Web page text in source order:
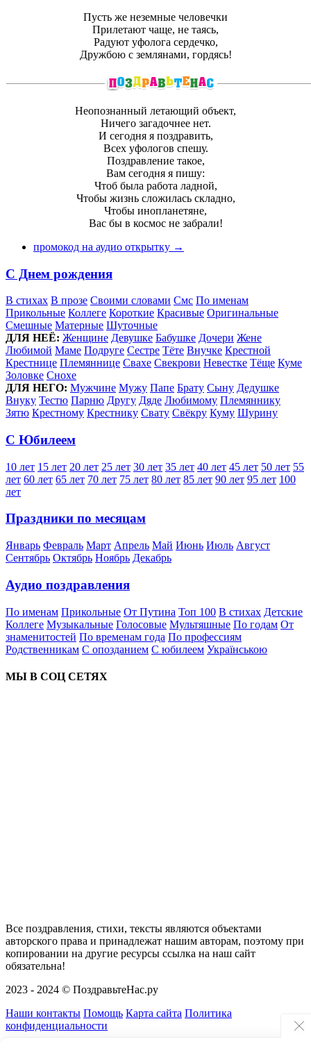
Пусть же неземные человечки
Прилетают чаще, не таясь,
Радуют уфолога сердечко,
Дружбою с землянами, гордясь!
Неопознанный летающий объект,
Ничего загадочнее нет.
И сегодня я поздравить,
Всех уфологов спешу.
Поздравление такое,
Вам сегодня я пишу:
Чтоб была работа ладной,
Чтобы жизнь сложилась складно,
Чтобы инопланетяне,
Вас бы в космос не забрали!
промокод на аудио открытку →
С Днем рождения
В стихах В прозе Своими словами Смс По именам
Прикольные Коллеге Короткие Красивые Оригинальные
Смешные Матерные Шуточные
ДЛЯ НЕЁ: Женщине Девушке Бабушке Дочери Жене
Любимой Маме Подруге Сестре Тёте Внучке Крестной
Крестнице Племяннице Свахе Свекрови Невестке Тёще Куме
Золовке Снохе
ДЛЯ НЕГО: Мужчине Мужу Папе Брату Сыну Дедушке
Внуку Тестю Парню Другу Дяде Любимому Племяннику
Зятю Крестному Крестнику Свату Свёкру Куму Шурину
С Юбилеем
10 лет 15 лет 20 лет 25 лет 30 лет 35 лет 40 лет 45 лет 50 лет 55
лет 60 лет 65 лет 70 лет 75 лет 80 лет 85 лет 90 лет 95 лет 100
лет
Праздники по месяцам
Январь Февраль Март Апрель Май Июнь Июль Август
Сентябрь Октябрь Ноябрь Декабрь
Аудио поздравления
По именам Прикольные От Путина Топ 100 В стихах Детские
Коллеге Музыкальные Голосовые Мультяшные По годам От
знаменитостей По временам года По профессиям
Родственникам С опозданием С юбилеем Українською
МЫ В СОЦ СЕТЯХ
Все поздравления, стихи, тексты являются объектами
авторского права и принадлежат нашим авторам, поэтому при
копировании на другие ресурсы ссылка на наш сайт
обязательна!
2023 - 2024 © ПоздравьтеНас.ру
Наши контакты Помощь Карта сайта Политика
конфиденциальности